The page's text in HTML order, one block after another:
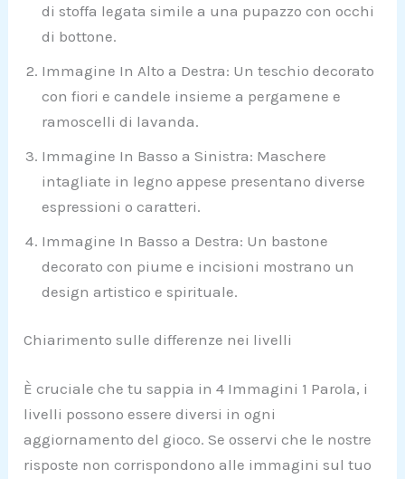
di stoffa legata simile a una pupazzo con occhi
di bottone.
Immagine In Alto a Destra: Un teschio decorato
con fiori e candele insieme a pergamene e
ramoscelli di lavanda.
Immagine In Basso a Sinistra: Maschere
intagliate in legno appese presentano diverse
espressioni o caratteri.
Immagine In Basso a Destra: Un bastone
decorato con piume e incisioni mostrano un
design artistico e spirituale.
Chiarimento sulle differenze nei livelli
È cruciale che tu sappia in 4 Immagini 1 Parola, i
livelli possono essere diversi in ogni
aggiornamento del gioco. Se osservi che le nostre
risposte non corrispondono alle immagini sul tuo